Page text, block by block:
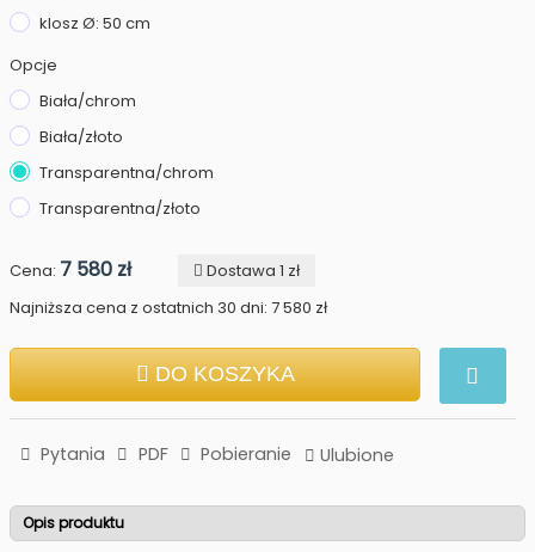
klosz Ø: 50 cm
Opcje
Biała/chrom
Biała/złoto
Transparentna/chrom
Transparentna/złoto
Cena: 7 580 zł
Dostawa 1 zł
Najniższa cena z ostatnich 30 dni: 7 580 zł
DO KOSZYKA
Pytania PDF Pobieranie Ulubione
Opis produktu